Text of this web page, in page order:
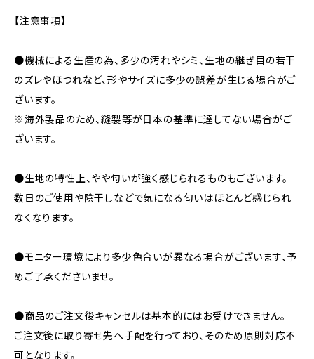
【注意事項】
●機械による生産の為、多少の汚れやシミ、生地の継ぎ目の若干
のズレやほつれなど、形やサイズに多少の誤差が生じる場合がご
ざいます。
※海外製品のため、縫製等が日本の基準に達してない場合がご
ざいます。
●生地の特性上、やや匂いが強く感じられるものもございます。
数日のご使用や陰干しなどで気になる匂いはほとんど感じられ
なくなります。
●モニター環境により多少色合いが異なる場合がございます、予
めご了承くださいませ。
●商品のご注文後キャンセルは基本的にはお受けできません。
ご注文後に取り寄せ先へ手配を行っており、そのため原則対応不
可となります。